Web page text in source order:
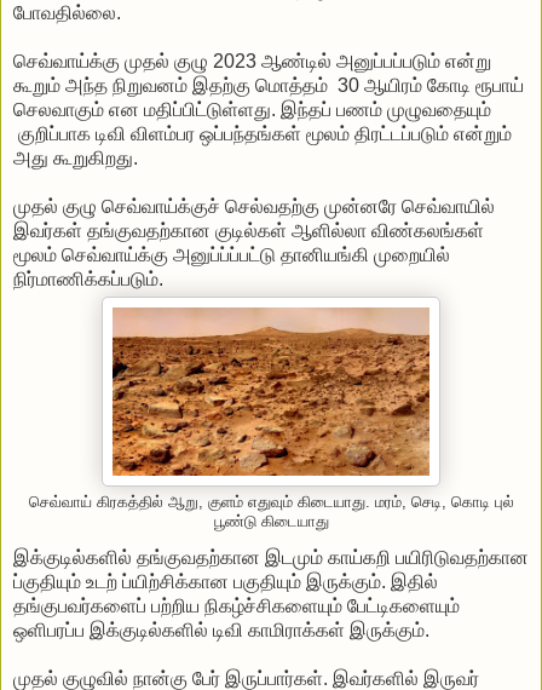
போவதில்லை.
செவ்வாய்க்கு முதல் குழு 2023 ஆண்டில் அனுப்பப்படும் என்று
கூறும் அந்த நிறுவனம் இதற்கு மொத்தம் 30 ஆயிரம் கோடி ரூபாய்
செலவாகும் என மதிப்பிட்டுள்ளது. இந்தப் பணம் முழுவதையும்
குறிப்பாக டிவி விளம்பர ஒப்பந்தங்கள் மூலம் திரட்டப்படும் என்றும்
அது கூறுகிறது.
முதல் குழு செவ்வாய்க்குச் செல்வதற்கு முன்னரே செவ்வாயில்
இவர்கள் தங்குவதற்கான குடில்கள் ஆளில்லா விண்கலங்கள்
மூலம் செவ்வாய்க்கு அனுப்ப்ப்பட்டு தானியங்கி முறையில்
நிர்மாணிக்கப்படும்.
செவ்வாய் கிரகத்தில் ஆறு, குளம் எதுவும் கிடையாது. மரம், செடி, கொடி புல்
பூண்டு கிடையாது
இக்குடில்களில் தங்குவதற்கான இடமும் காய்கறி பயிரிடுவதற்கான
ப்குதியும் உடற் ப்யிற்சிக்கான பகுதியும் இருக்கும். இதில்
தங்குபவர்களைப் பற்றிய நிகழ்ச்சிகளையும் பேட்டிகளையும்
ஒளிபரப்ப இக்குடில்களில் டிவி காமிராக்கள் இருக்கும்.
முதல் குழுவில் நான்கு பேர் இருப்பார்கள். இவர்களில் இருவர்